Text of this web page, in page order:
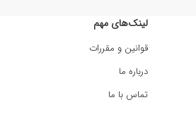
لینک‌های مهم
قوانین و مقررات
درباره ما
تماس با ما